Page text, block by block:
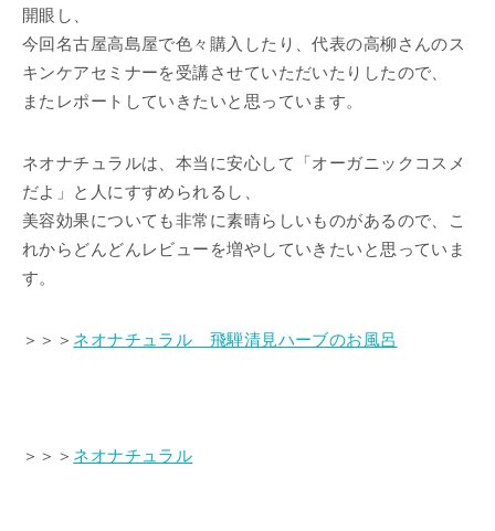
開眼し、
今回名古屋高島屋で色々購入したり、代表の高柳さんのス
キンケアセミナーを受講させていただいたりしたので、
またレポートしていきたいと思っています。
ネオナチュラルは、本当に安心して「オーガニックコスメ
だよ」と人にすすめられるし、
美容効果についても非常に素晴らしいものがあるので、こ
れからどんどんレビューを増やしていきたいと思っていま
す。
＞＞＞ ネオナチュラル 飛騨清見ハーブのお風呂
＞＞＞ ネオナチュラル